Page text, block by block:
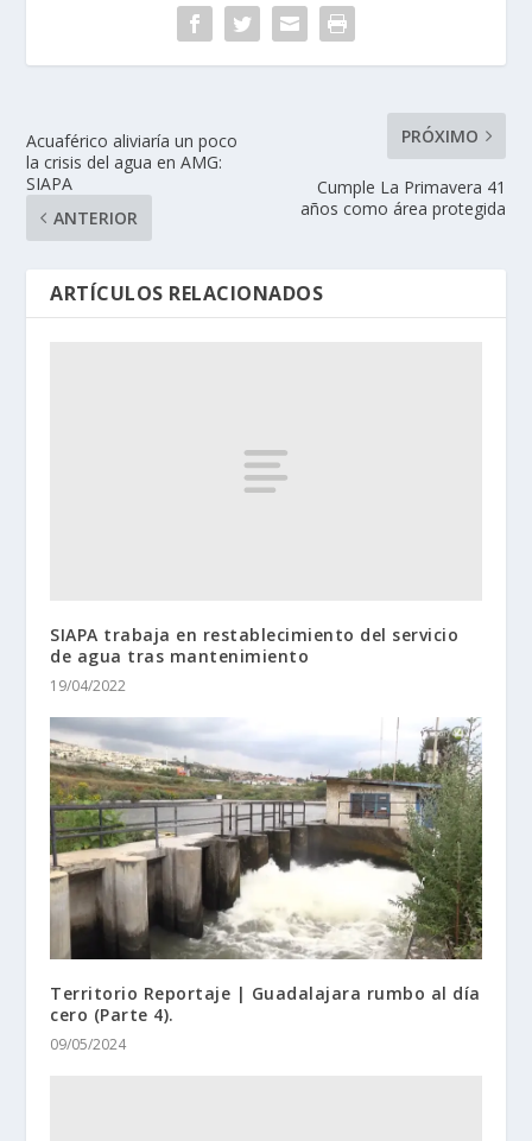
Acuaférico aliviaría un poco
la crisis del agua en AMG:
SIAPA
ANTERIOR
PRÓXIMO
Cumple La Primavera 41
años como área protegida
ARTÍCULOS RELACIONADOS
SIAPA trabaja en restablecimiento del servicio
de agua tras mantenimiento
19/04/2022
Territorio Reportaje | Guadalajara rumbo al día
cero (Parte 4).
09/05/2024